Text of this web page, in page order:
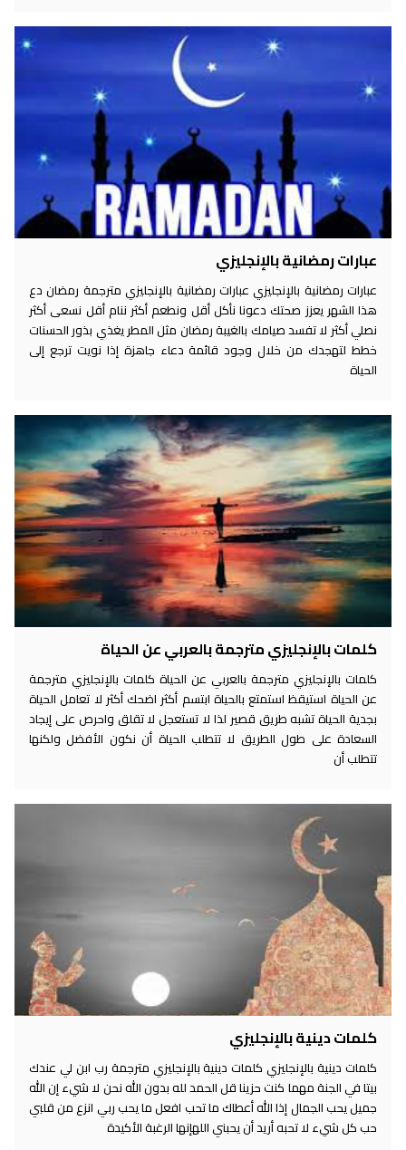
عبارات رمضانية بالإنجليزي
عبارات رمضانية بالإنجليزي عبارات رمضانية بالإنجليزي مترجمة رمضان دع
هذا الشهر يعزز صحتك دعونا نأكل أقل ونطعم أكثر ننام أقل نسعى أكثر
نصلي أكثر لا تفسد صيامك بالغيبة رمضان مثل المطر يغذي بذور الحسنات
خطط لتهجدك من خلال وجود قائمة دعاء جاهزة إذا نويت ترجع إلى
الحياة
كلمات بالإنجليزي مترجمة بالعربي عن الحياة
كلمات بالإنجليزي مترجمة بالعربي عن الحياة كلمات بالإنجليزي مترجمة
عن الحياة استيقظ استمتع بالحياة ابتسم أكثر اضحك أكثر لا تعامل الحياة
بجدية الحياة تشبه طريق قصير لذا لا تستعجل لا تقلق واحرص على إيجاد
السعادة على طول الطريق لا تتطلب الحياة أن نكون الأفضل ولكنها
تتطلب أن
كلمات دينية بالإنجليزي
كلمات دينية بالإنجليزي كلمات دينية بالإنجليزي مترجمة رب ابن لي عندك
بيتا في الجنة مهما كنت حزينا قل الحمد لله بدون الله نحن لا شيء إن الله
جميل يحب الجمال إذا الله أعطاك ما تحب افعل ما يحب ربي انزع من قلبي
حب كل شيء لا تحبه أريد أن يحبني اللهإنها الرغبة الأكيدة